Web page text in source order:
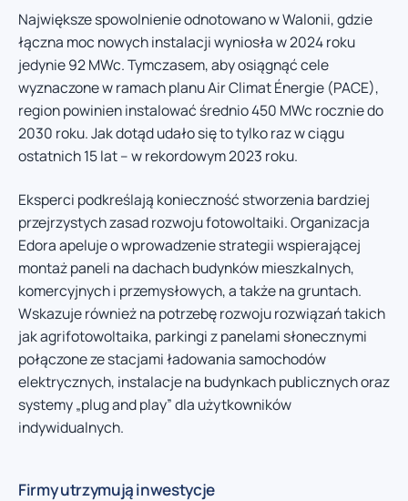
Największe spowolnienie odnotowano w Walonii, gdzie
łączna moc nowych instalacji wyniosła w 2024 roku
jedynie 92 MWc. Tymczasem, aby osiągnąć cele
wyznaczone w ramach planu Air Climat Énergie (PACE),
region powinien instalować średnio 450 MWc rocznie do
2030 roku. Jak dotąd udało się to tylko raz w ciągu
ostatnich 15 lat – w rekordowym 2023 roku.
Eksperci podkreślają konieczność stworzenia bardziej
przejrzystych zasad rozwoju fotowoltaiki. Organizacja
Edora apeluje o wprowadzenie strategii wspierającej
montaż paneli na dachach budynków mieszkalnych,
komercyjnych i przemysłowych, a także na gruntach.
Wskazuje również na potrzebę rozwoju rozwiązań takich
jak agrifotowoltaika, parkingi z panelami słonecznymi
połączone ze stacjami ładowania samochodów
elektrycznych, instalacje na budynkach publicznych oraz
systemy „plug and play” dla użytkowników
indywidualnych.
Firmy utrzymują inwestycje